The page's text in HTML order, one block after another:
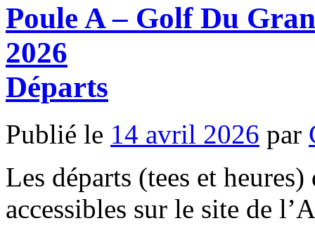
GRAND
AVIGNON
–
2026
Résultats
jour
Poule A – Golf Du
2026
Départs
Publié le 14 avril 2026 par
Les départs (tees et
accessibles sur le site de